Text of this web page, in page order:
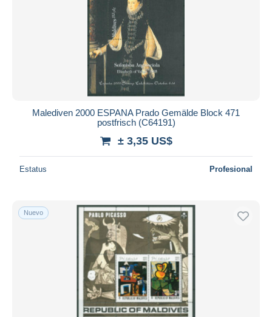
Malediven 2000 ESPANA Prado Gemälde Block 471
postfrisch (C64191)
± 3,35 US$
Estatus Profesional
Nuevo